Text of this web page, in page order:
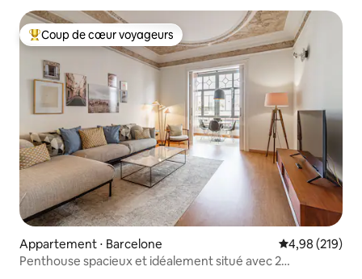
Coups de cœur voyageurs les plus appréciés
Coup de cœur voyageurs
Appartement ⋅ Barcelone Évaluation
4,98 (219)
Penthouse spacieux et idéalement situé avec 2